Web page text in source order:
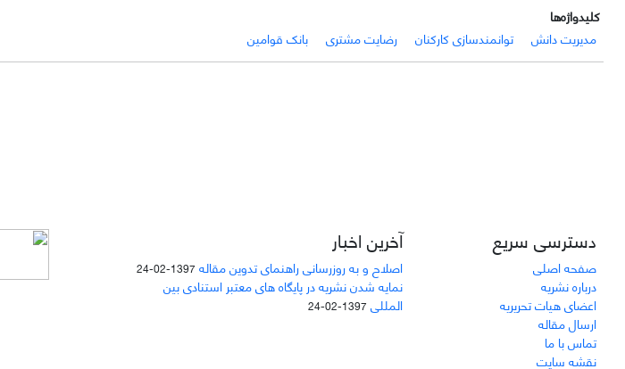
کلیدواژه‌ها
مدیریت دانش
توانمندسازی کارکنان رضایت مشتری بانک قوامین
دسترسی سریع
صفحه اصلی
درباره نشریه
اعضای هیات تحریریه
ارسال مقاله
تماس با ما
نقشه سایت
آخرین اخبار
اصلاح و به روزرسانی راهنمای تدوین مقاله 1397-02-24
نمایه شدن نشریه در پایگاه های معتبر استنادی بین
المللی 1397-02-24